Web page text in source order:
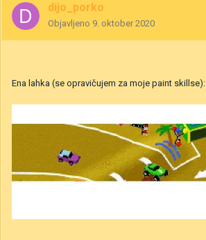
dijo_porko
Objavljeno 9. oktober 2020
Ena lahka (se opravičujem za moje paint skillse):